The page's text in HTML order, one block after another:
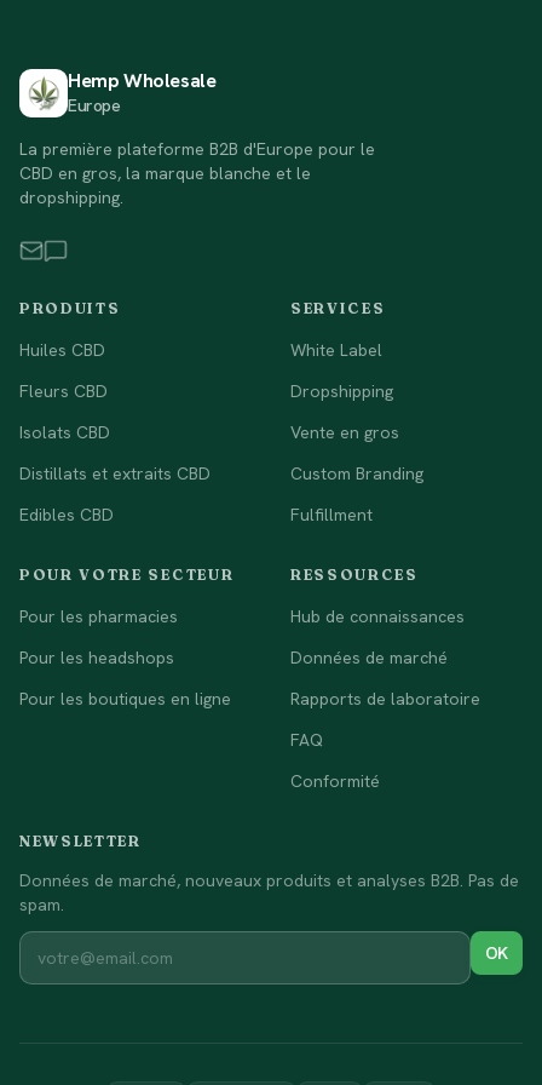
Hemp Wholesale
Europe
La première plateforme B2B d'Europe pour le
CBD en gros, la marque blanche et le
dropshipping.
PRODUITS
Huiles CBD
Fleurs CBD
Isolats CBD
Distillats et extraits CBD
Edibles CBD
SERVICES
White Label
Dropshipping
Vente en gros
Custom Branding
Fulfillment
POUR VOTRE SECTEUR
Pour les pharmacies
Pour les headshops
Pour les boutiques en ligne
RESSOURCES
Hub de connaissances
Données de marché
Rapports de laboratoire
FAQ
Conformité
NEWSLETTER
Données de marché, nouveaux produits et analyses B2B. Pas de
spam.
OK